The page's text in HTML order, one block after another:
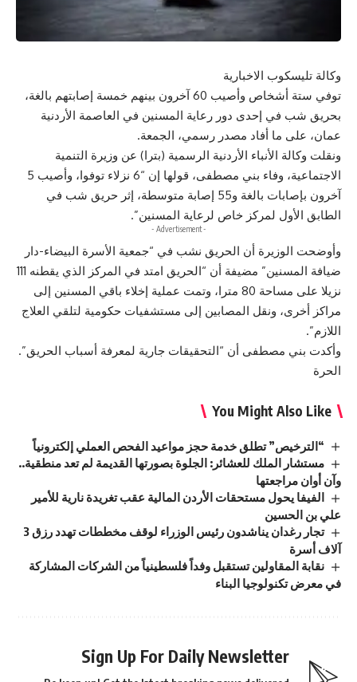
وكالة تليسكوب الاخبارية
توفي ستة أشخاص وأصيب 60 آخرون بينهم خمسة إصابتهم بالغة،
بحريق شب في إحدى دور رعاية المسنين في العاصمة الأردنية
عمان، على ما أفاد مصدر رسمي، الجمعة.
ونقلت وكالة الأنباء الأردنية الرسمية (بترا) عن وزيرة التنمية
الاجتماعية، وفاء بني مصطفى، قولها إن “6 نزلاء توفوا، وأصيب 5
آخرون بإصابات بالغة و55 إصابة متوسطة، إثر حريق شب في
الطابق الأول لمركز خاص لرعاية المسنين”.
- Advertisement -
وأوضحت الوزيرة أن الحريق نشب في “جمعية الأسرة البيضاء-دار
ضيافة المسنين” مضيفة أن “الحريق امتد في المركز الذي يقطنه 111
نزيلا على مساحة 80 مترا، وتمت عملية إخلاء باقي المسنين إلى
مراكز أخرى، ونقل المصابين إلى مستشفيات حكومية لتلقي العلاج
اللازم”.
وأكدت بني مصطفى أن “التحقيقات جارية لمعرفة أسباب الحريق”.
الحرة
You Might Also Like
“الترخيص” تطلق خدمة حجز مواعيد الفحص العملي إلكترونياً
مستشار الملك للعشائر: الجلوة بصورتها القديمة لم تعد منطقية..
وآن أوان مراجعتها
الفيفا يحول مستحقات الأردن المالية عقب تغريدة نارية للأمير
علي بن الحسين
تجار رغدان يناشدون رئيس الوزراء لوقف مخططات تهدد رزق 3
آلاف أسرة
نقابة المقاولين تستقبل وفداً فلسطينياً من الشركات المشاركة
في معرض تكنولوجيا البناء
Sign Up For Daily Newsletter